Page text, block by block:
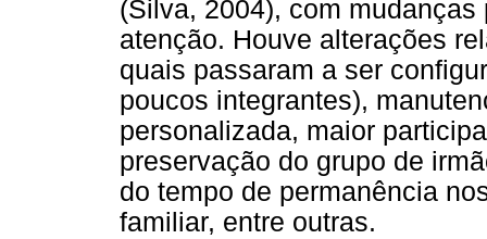
(Silva, 2004), com
atenção. Houve alterações
quais passaram a ser
poucos integrantes),
personalizada, maior
preservação do grupo de
do tempo de permanência
familiar, entre outras.